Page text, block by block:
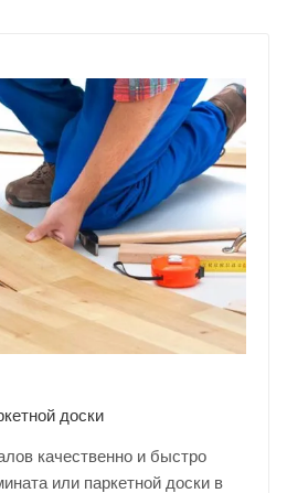
доски
качественно и быстро
или паркетной доски в